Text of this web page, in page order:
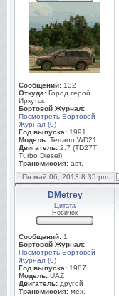
Сообщений: 132
Откуда: Город герой
Иркутск
Бортовой Журнал:
Посмотреть Бортовой
Журнал (0)
Год выпуска: 1991
Модель: Terrano WD21
Двигатель: 2.7 (TD27T
Turbo Diesel)
Трансмиссия: авт.
Пн май 06, 2013 8:35 pm
DMetrey
Цитата
Новичок
Сообщений: 1
Бортовой Журнал:
Посмотреть Бортовой
Журнал (0)
Год выпуска: 1987
Модель: UAZ
Двигатель: другой
Трансмиссия: мех.